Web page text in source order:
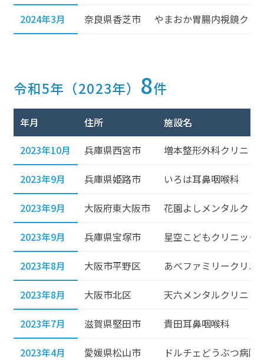
2024年3月 奈良県香芝市 やまおか胃腸内視鏡クリ
令和5年（2023年） 8件
年月 住所 施設名
2023年10月 兵庫県西宮市 増本整形外科クリニッ
2023年9月 兵庫県姫路市 いろは耳鼻咽喉科
2023年9月 大阪府東大阪市 花園よしメンタルクリ
2023年9月 兵庫県宝塚市 星空こどもクリニック
2023年8月 大阪市平野区 あべファミリークリニ
2023年8月 大阪市北区 天六メンタルクリニッ
2023年7月 滋賀県堅田市 貴田耳鼻咽喉科
2023年4月 愛媛県松山市 ドルチェどうぶつ病院